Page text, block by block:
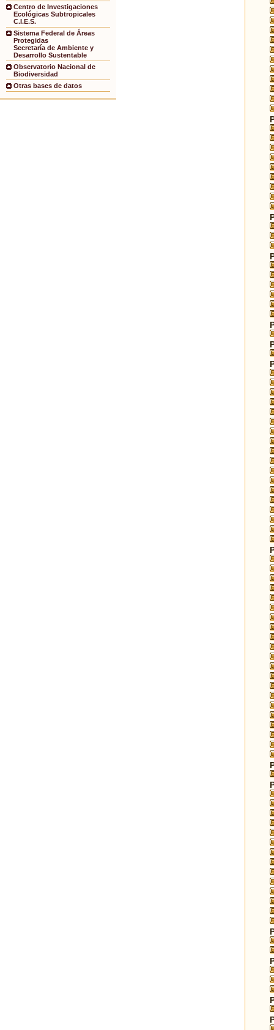
Centro de Investigaciones
Ecológicas Subtropicales
C.I.E.S.
Sistema Federal de Áreas
Protegidas
Secretaría de Ambiente y
Desarrollo Sustentable
Observatorio Nacional de
Biodiversidad
Otras bases de datos